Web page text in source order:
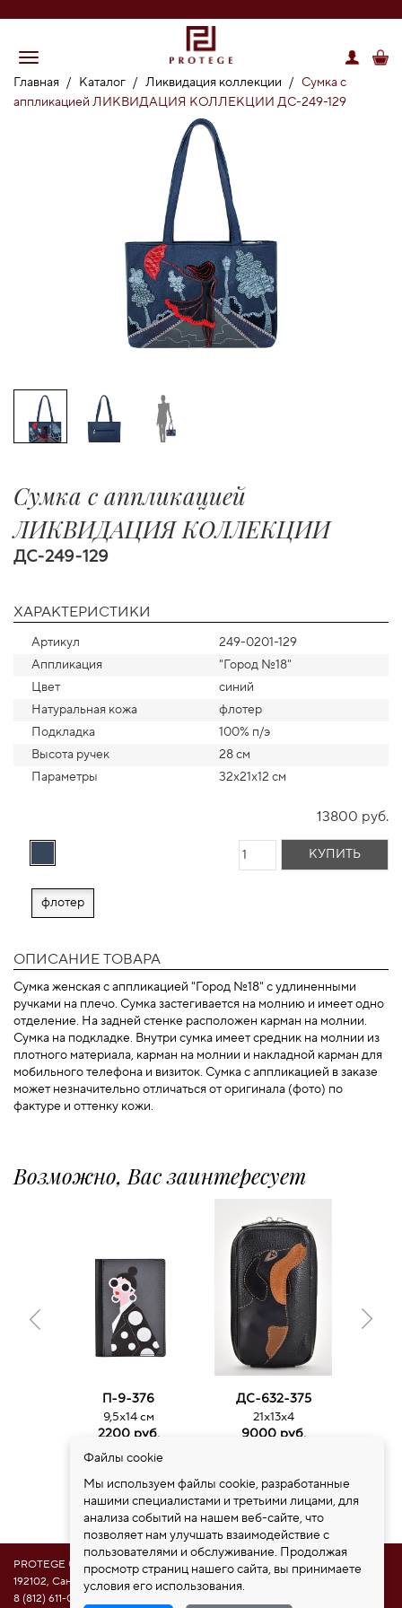
Главная / Каталог / Ликвидация коллекции / Сумка с
аппликацией ЛИКВИДАЦИЯ КОЛЛЕКЦИИ ДС-249-129
Сумка с аппликацией
ЛИКВИДАЦИЯ КОЛЛЕКЦИИ
ДС-249-129
ХАРАКТЕРИСТИКИ
Артикул
249-0201-129
Аппликация
"Город №18"
Цвет
синий
Натуральная кожа
флотер
Подкладка
100% п/э
Высота ручек
28 см
Параметры
32х21х12 см
13800 руб.
КУПИТЬ
флотер
ОПИСАНИЕ ТОВАРА
Сумка женская с аппликацией "Город №18" с удлиненными
ручками на плечо. Сумка застегивается на молнию и имеет одно
отделение. На задней стенке расположен карман на молнии.
Сумка на подкладке. Внутри сумка имеет средник на молнии из
плотного материала, карман на молнии и накладной карман для
мобильного телефона и визиток. Сумка с аппликацией в заказе
может незначительно отличаться от оригинала (фото) по
фактуре и оттенку кожи.
Возможно, Вас заинтересует
П-9-376
9,5х14 см
2200 руб.
ДС-632-375
21х13х4
9000 руб.
PROTEGE ®
192102, Санкт-Петербург, ул. Самойловой 5, ПСК "Нобелевская дорога"
8 (812) 611-08-81
Файлы cookie
Мы используем файлы cookie, разработанные
нашими специалистами и третьими лицами, для
анализа событий на нашем веб-сайте, что
позволяет нам улучшать взаимодействие с
пользователями и обслуживание. Продолжая
просмотр страниц нашего сайта, вы принимаете
условия его использования.